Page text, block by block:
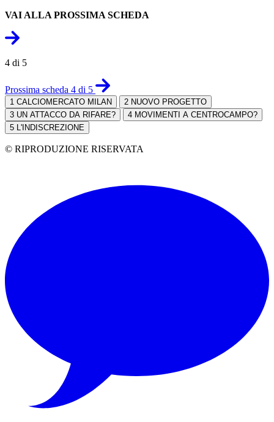
VAI ALLA PROSSIMA SCHEDA
4 di 5
Prossima scheda 4 di 5
1 CALCIOMERCATO MILAN 2 NUOVO PROGETTO
3 UN ATTACCO DA RIFARE? 4 MOVIMENTI A CENTROCAMPO?
5
L'INDISCREZIONE
© RIPRODUZIONE RISERVATA